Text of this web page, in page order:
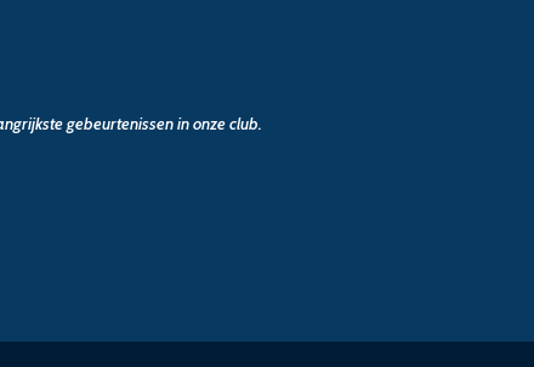
gebeurtenissen in onze club.